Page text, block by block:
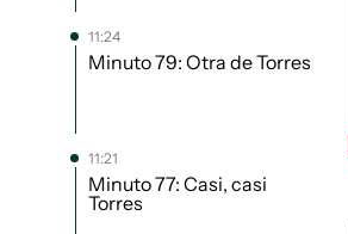
11:24
Minuto 79: Otra de Torres
11:21
Minuto 77: Casi, casi
Torres